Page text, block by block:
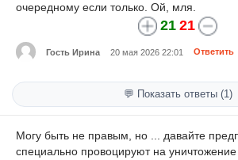
очередному если только. Ой, мля.
21 21
Гость Ирина 20 мая 2026 22:01 Ответить
💬 Показать ответы (1)
Могу быть не правым, но ... давайте
специально провоцируют на